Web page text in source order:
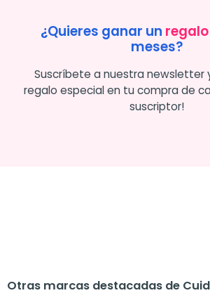
¿Quieres ganar un regalo
meses?
Suscríbete a nuestra newsletter
regalo especial en tu compra de
suscriptor!
Otras marcas destacadas de